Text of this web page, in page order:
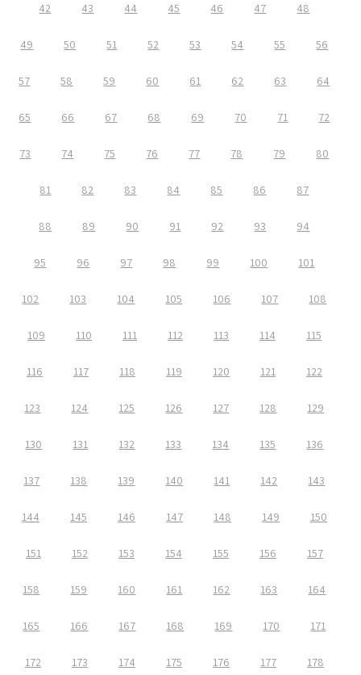
42 43 44 45 46 47 48
49 50 51 52 53 54 55 56
57 58 59 60 61 62 63 64
65 66 67 68 69 70 71 72
73 74 75 76 77 78 79 80
81 82 83 84 85 86 87
88 89 90 91 92 93 94
95 96 97 98 99 100 101
102 103 104 105 106 107 108
109 110 111 112 113 114 115
116 117 118 119 120 121 122
123 124 125 126 127 128 129
130 131 132 133 134 135 136
137 138 139 140 141 142 143
144 145 146 147 148 149 150
151 152 153 154 155 156 157
158 159 160 161 162 163 164
165 166 167 168 169 170 171
172 173 174 175 176 177 178